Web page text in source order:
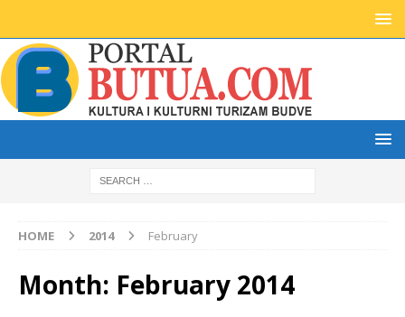
HOME 2014 February
Month: February 2014